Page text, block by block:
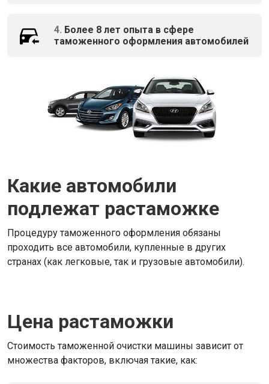
4. Более 8 лет опыта в сфере
таможенного оформления автомобилей
Какие автомобили
подлежат растаможке
Процедуру таможенного оформления обязаны
проходить все автомобили, купленные в других
странах (как легковые, так и грузовые автомобили).
Цена растаможки
Стоимость таможенной очистки машины зависит от
множества факторов, включая такие, как: